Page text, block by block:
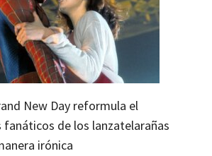
New Day reformula el
fanáticos de los lanzatelarañas
irónica